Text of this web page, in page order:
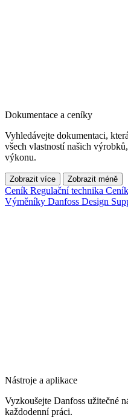
Dokumentace a ceníky
Vyhledávejte dokumentaci,
všech vlastností našich
výkonu.
Zobrazit více Zobrazit méně
Ceník Regulační technika
Výměníky Danfoss Design
Nástroje a aplikace
Vyzkoušejte Danfoss užitečné
každodenní práci.